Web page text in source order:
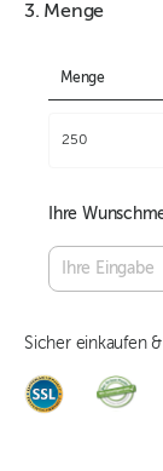
3. Menge
Menge
250
Ihre
Sicher einkaufen